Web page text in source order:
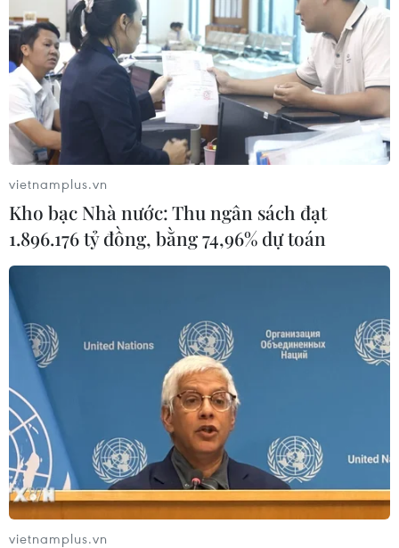
vietnamplus.vn
Kho bạc Nhà nước: Thu ngân sách đạt
1.896.176 tỷ đồng, bằng 74,96% dự toán
vietnamplus.vn